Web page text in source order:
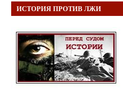
ИСТОРИЯ ПРОТИВ ЛЖИ